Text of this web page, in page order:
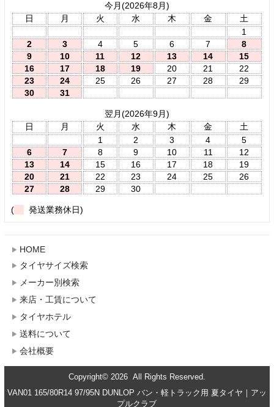
今月(2026年8月)
日
月 火 水 木 金
土
1
2
3 4 5 6 7
8
9
10 11 12 13 14
15
16
17 18 19 20 21
22
23
24 25 26 27 28
29
30
31
翌月(2026年9月)
日
月 火 水 木 金
土
1
2 3 4
5
6
7 8 9 10 11
12
13
14 15 16 17 18
19
20
21 22 23 24 25
26
27
28 29 30
( 発送業務休日)
HOME
タイヤサイズ検索
メーカー別検索
来店・工賃について
タイヤホテル
送料について
会社概要
Copyright© 2026 All Rights Reserved.
VAN01 165/80R14 97/95N DUNLOP バン・軽トラック用 夏タイヤ｜アッ
プルクラブ